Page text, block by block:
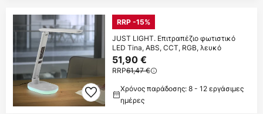
RRP -15%
JUST LIGHT. Επιτραπέζιο φωτιστικό
LED Tina, ABS, CCT, RGB, λευκό
51,90 €
RRP61,47 €
Χρόνος παράδοσης: 8 - 12 εργάσιμες
ημέρες